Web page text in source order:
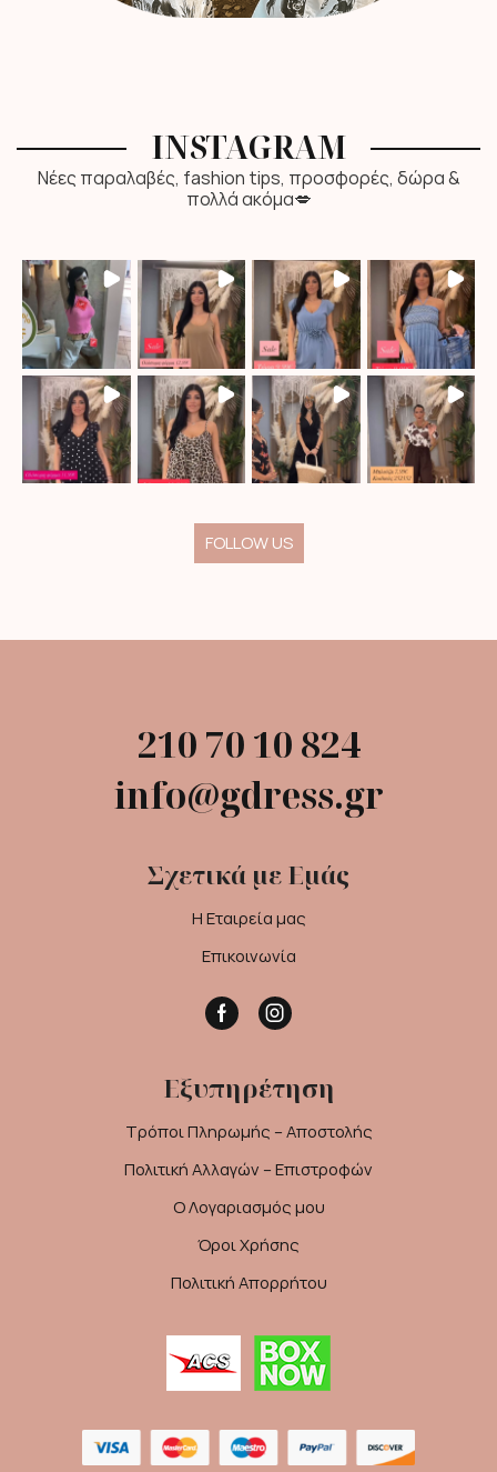
INSTAGRAM
Νέες παραλαβές, fashion tips, προσφορές, δώρα &
πολλά ακόμα💋
FOLLOW US
210 70 10 824
info@gdress.gr
Σχετικά με Εμάς
Η Εταιρεία μας
Επικοινωνία
FacebookInstagram
Εξυπηρέτηση
Τρόποι Πληρωμής – Αποστολής
Πολιτική Αλλαγών – Επιστροφών
Ο Λογαριασμός μου
Όροι Χρήσης
Πολιτική Απορρήτου